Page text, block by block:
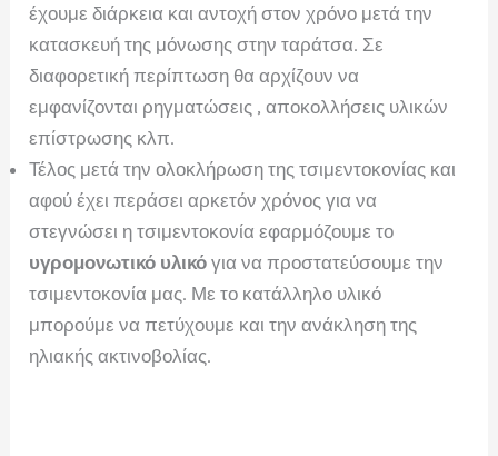
έχουμε διάρκεια και αντοχή στον χρόνο μετά την
κατασκευή της μόνωσης στην ταράτσα. Σε
διαφορετική περίπτωση θα αρχίζουν να
εμφανίζονται ρηγματώσεις , αποκολλήσεις υλικών
επίστρωσης κλπ.
Τέλος μετά την ολοκλήρωση της τσιμεντοκονίας και
αφού έχει περάσει αρκετόν χρόνος για να
στεγνώσει η τσιμεντοκονία εφαρμόζουμε το
υγρομονωτικό υλικό για να προστατεύσουμε την
τσιμεντοκονία μας. Με το κατάλληλο υλικό
μπορούμε να πετύχουμε και την ανάκληση της
ηλιακής ακτινοβολίας.